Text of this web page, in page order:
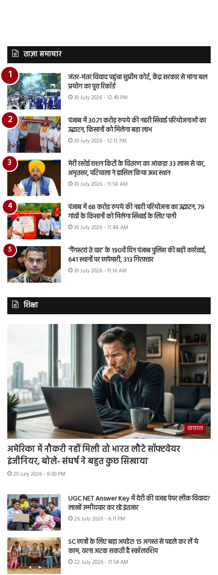
ताज़ा समाचार
जंतर-मंतर विवाद पहुंचा सुप्रीम कोर्ट, केंद्र सरकार से मांगा बल
प्रयोग का पूरा रिकॉर्ड
30 July 2026 - 12:49 PM
पंजाब में 30.71 करोड़ रुपये की नहरी सिंचाई परियोजनाओं का
उद्घाटन, किसानों को मिलेगा बड़ा लाभ
30 July 2026 - 12:13 PM
मेरी रसोई राशन किटों के वितरण का आंकड़ा 33 लाख से पार,
अमृतसर, पटियाला ने हासिल किया उच्च स्थान
30 July 2026 - 11:58 AM
पंजाब में 68 करोड़ रुपये की नहरी परियोजना का उद्घाटन, 79
गांवों के किसानों को मिलेगा सिंचाई के लिए पानी
30 July 2026 - 11:48 AM
‘गैंगस्टरां ते वार’ के 190वें दिन पंजाब पुलिस की बड़ी कार्रवाई,
641 स्थानों पर छापेमारी, 313 गिरफ्तार
30 July 2026 - 11:16 AM
शिक्षा
वायरल
अमेरिका में नौकरी नहीं मिली तो भारत लौटे सॉफ्टवेयर
इंजीनियर, बोले- संघर्ष ने बहुत कुछ सिखाया
29 July 2026 - 8:00 PM
UGC NET Answer Key में देरी की वजह पेपर लीक विवाद?
लाखों उम्मीदवार कर रहे इंतजार
26 July 2026 - 6:11 PM
SC छात्रों के लिए बड़ा अपडेट! 15 अगस्त से पहले कर लें ये
काम, वरना अटक सकती है स्कॉलरशिप
22 July 2026 - 11:54 AM